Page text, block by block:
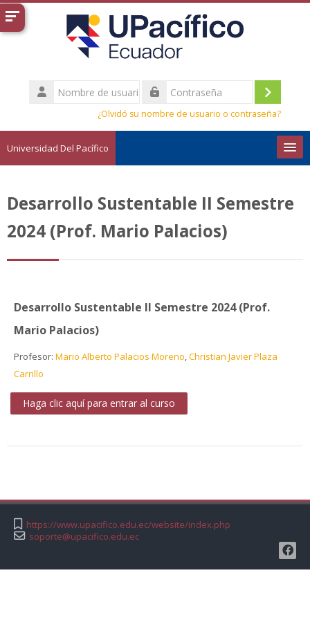
Salta al contenido principal
Nombre
de
Acceder
¿Olvidó su nombre de usuario o contraseña?
Universidad Del Pacífico
Buscar
cursos
Desarrollo Sustentable II Semestre
2024 (Prof. Mario Palacios)
Desarrollo Sustentable II Semestre 2024 (Prof.
Mario Palacios)
Profesor: Mario Alberto Palacios Moreno,Christian Javier Plaza
Carrillo
Haga clic aquí para entrar al curso
https://www.upacifico.edu.ec/website/index.php
soporte@upacifico.edu.ec